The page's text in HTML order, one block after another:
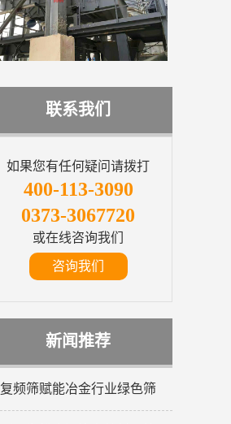
联系我们
如果您有任何疑问请拨打
400-113-3090
0373-3067720
或在线咨询我们
咨询我们
新闻推荐
复频筛赋能冶金行业绿色筛